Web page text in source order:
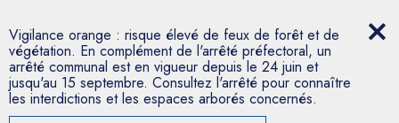
Vigilance orange : risque élevé de feux de forêt et de
végétation. En complément de l'arrêté préfectoral, un
arrêté communal est en vigueur depuis le 24 juin et
jusqu'au 15 septembre. Consultez l'arrêté pour connaître
les interdictions et les espaces arborés concernés.